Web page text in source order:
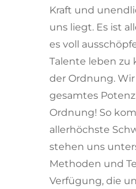
Kraft und
uns liegt. Es ist
es voll
Talente leben zu
der Ordnung.
gesamtes
Ordnung! So
allerhöchste
stehen uns
Methoden und
Verfügung, die